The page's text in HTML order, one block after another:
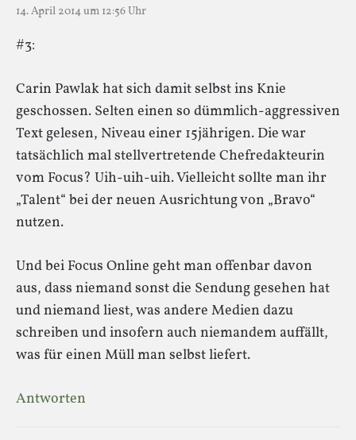
14. April 2014 um 12:56 Uhr
#3:
Carin Pawlak hat sich damit selbst ins Knie
geschossen. Selten einen so dümmlich-aggressiven
Text gelesen, Niveau einer 15jährigen. Die war
tatsächlich mal stellvertretende Chefredakteurin
vom Focus? Uih-uih-uih. Vielleicht sollte man ihr
„Talent“ bei der neuen Ausrichtung von „Bravo“
nutzen.
Und bei Focus Online geht man offenbar davon
aus, dass niemand sonst die Sendung gesehen hat
und niemand liest, was andere Medien dazu
schreiben und insofern auch niemandem auffällt,
was für einen Müll man selbst liefert.
Antworten